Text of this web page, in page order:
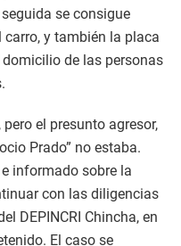
se consigue
y también la placa
de las personas
el presunto agresor,
Prado” no estaba.
informado sobre la
con las diligencias
DEPINCRI Chincha, en
El caso se